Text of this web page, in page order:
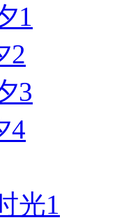
1
2
3
4
光1